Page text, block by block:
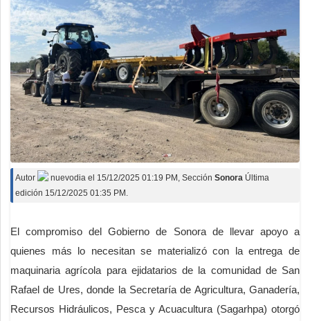
Autor nuevodia el 15/12/2025 01:19 PM , Sección Sonora Última
edición 15/12/2025 01:35 PM.
El compromiso del Gobierno de Sonora de llevar apoyo a
quienes más lo necesitan se materializó con la entrega de
maquinaria agrícola para ejidatarios de la comunidad de San
Rafael de Ures, donde la Secretaría de Agricultura, Ganadería,
Recursos Hidráulicos, Pesca y Acuacultura (Sagarhpa) otorgó